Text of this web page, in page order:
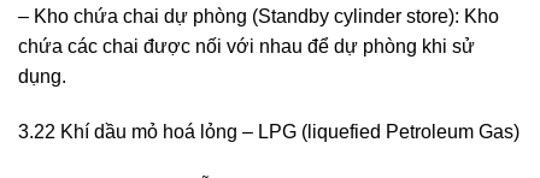
– Kho chứa chai dự phòng (Standby cylinder store): Kho
chứa các chai được nối với nhau để dự phòng khi sử
dụng.
3.22 Khí dầu mỏ hoá lỏng – LPG (liquefied Petroleum Gas)